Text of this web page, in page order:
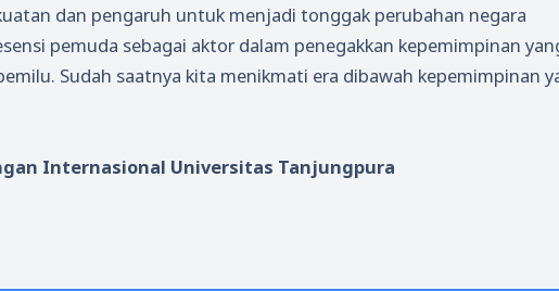
dan pengaruh untuk menjadi tonggak perubahan negara
pemuda sebagai aktor dalam penegakkan kepemimpinan
Sudah saatnya kita menikmati era dibawah kepemimpinan
Internasional Universitas Tanjungpura